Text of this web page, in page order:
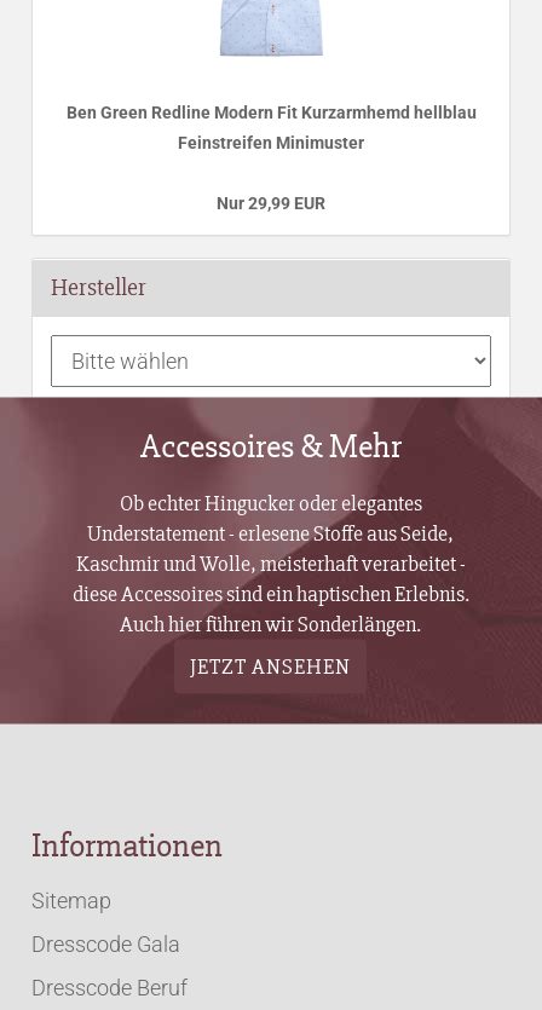
Ben Green Redline Modern Fit Kurzarmhemd hellblau
Feinstreifen Minimuster
Nur 29,99 EUR
Hersteller
Accessoires & Mehr
Ob echter Hingucker oder elegantes
Understatement - erlesene Stoffe aus Seide,
Kaschmir und Wolle, meisterhaft verarbeitet -
diese Accessoires sind ein haptischen Erlebnis.
Auch hier führen wir Sonderlängen.
JETZT ANSEHEN
Informationen
Sitemap
Dresscode Gala
Dresscode Beruf